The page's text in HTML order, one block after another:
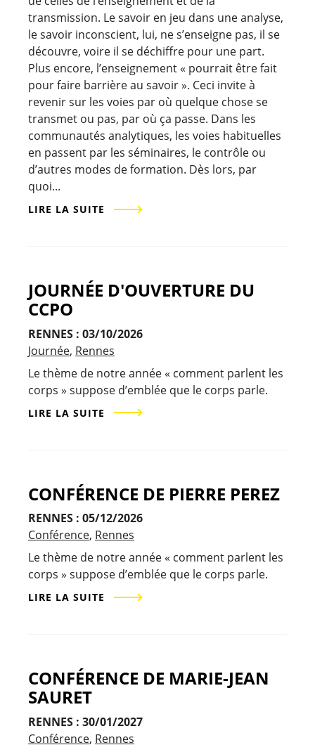
transmission. Le savoir en jeu dans une analyse,
le savoir inconscient, lui, ne s’enseigne pas, il se
découvre, voire il se déchiffre pour une part.
Plus encore, l’enseignement « pourrait être fait
pour faire barrière au savoir ». Ceci invite à
revenir sur les voies par où quelque chose se
transmet ou pas, par où ça passe. Dans les
communautés analytiques, les voies habituelles
en passent par les séminaires, le contrôle ou
d’autres modes de formation. Dès lors, par
quoi...
LIRE LA SUITE
JOURNÉE D'OUVERTURE DU
CCPO
RENNES : 03/10/2026
Journée Rennes
Le thème de notre année « comment parlent les
corps » suppose d’emblée que le corps parle.
LIRE LA SUITE
CONFÉRENCE DE PIERRE PEREZ
RENNES : 05/12/2026
Conférence Rennes
Le thème de notre année « comment parlent les
corps » suppose d’emblée que le corps parle.
LIRE LA SUITE
CONFÉRENCE DE MARIE-JEAN
SAURET
RENNES : 30/01/2027
Conférence Rennes